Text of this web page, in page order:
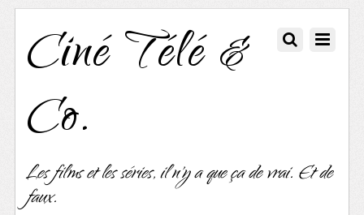
Ciné Télé &
Co.
Les films et les séries, il n'y a que ça de vrai. Et de
faux.